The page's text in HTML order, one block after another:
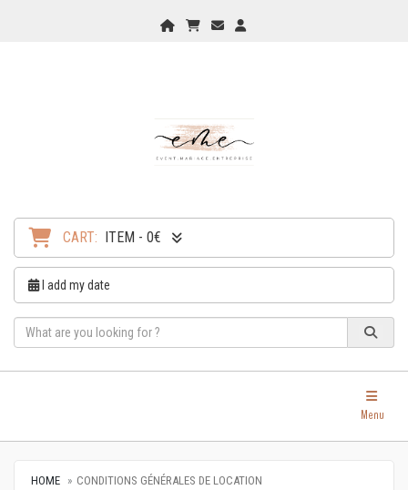
Home My CartCheckout
CART: ITEM - 0€
I add my date
Toggle
Menu
HOME CONDITIONS GÉNÉRALES DE LOCATION